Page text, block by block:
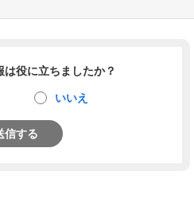
は役に立ちましたか？
いいえ
信する